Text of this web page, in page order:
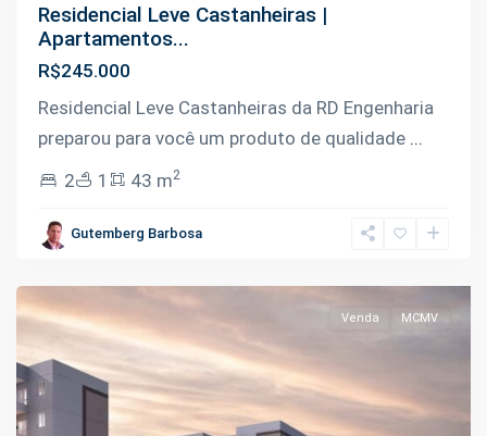
Residencial Leve Castanheiras |
Apartamentos...
R$245.000
Residencial Leve Castanheiras da RD Engenharia
preparou para você um produto de qualidade ...
2
1 43 m2
Gutemberg Barbosa
Aleixo,
Venda MCMV